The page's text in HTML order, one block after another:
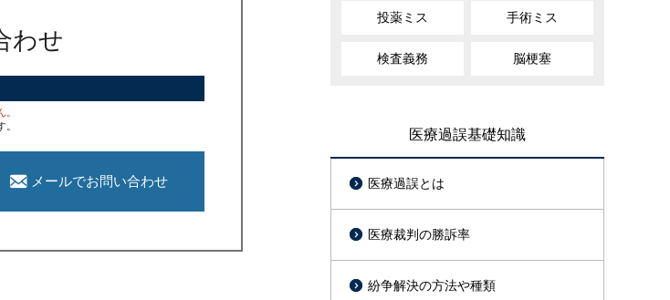
わせ
メールでお問い合わせ
投薬ミス 手術ミス
検査義務 脳梗塞
医療過誤基礎知識
医療過誤とは
医療裁判の勝訴率
紛争解決の方法や種類